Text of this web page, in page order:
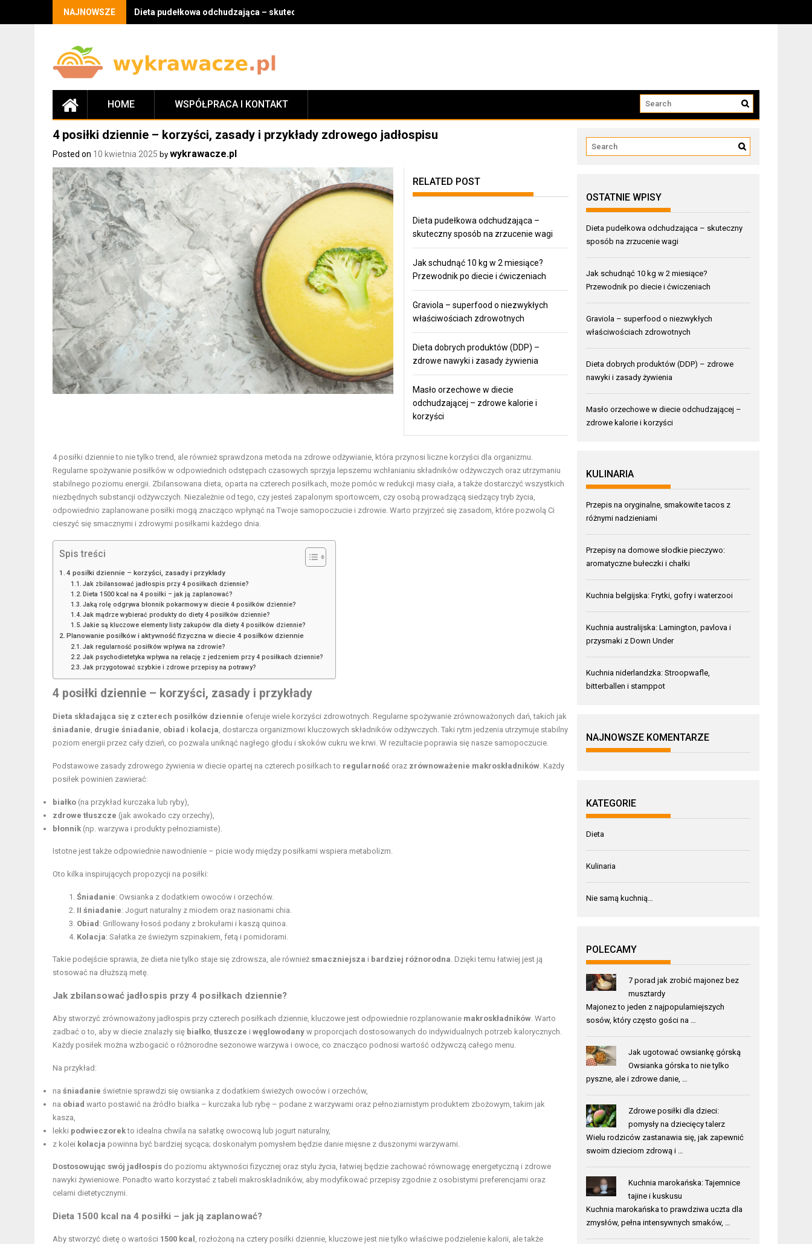
NAJNOWSZE Dieta pudełkowa odchudzająca – skuteczny sposób na zrzucenie wagi
HOME WSPÓŁPRACA I KONTAKT
4 posiłki dziennie – korzyści, zasady i przykłady zdrowego jadłospisu
Posted on 10 kwietnia 2025 by wykrawacze.pl
RELATED POST
Dieta pudełkowa odchudzająca –
skuteczny sposób na zrzucenie wagi
Jak schudnąć 10 kg w 2 miesiące?
Przewodnik po diecie i ćwiczeniach
Graviola – superfood o niezwykłych
właściwościach zdrowotnych
Dieta dobrych produktów (DDP) –
zdrowe nawyki i zasady żywienia
Masło orzechowe w diecie
odchudzającej – zdrowe kalorie i
korzyści
4 posiłki dziennie to nie tylko trend, ale również sprawdzona metoda na zdrowe odżywianie, która przynosi liczne korzyści dla organizmu.
Regularne spożywanie posiłków w odpowiednich odstępach czasowych sprzyja lepszemu wchłanianiu składników odżywczych oraz utrzymaniu
stabilnego poziomu energii. Zbilansowana dieta, oparta na czterech posiłkach, może pomóc w redukcji masy ciała, a także dostarczyć wszystkich
niezbędnych substancji odżywczych. Niezależnie od tego, czy jesteś zapalonym sportowcem, czy osobą prowadzącą siedzący tryb życia,
odpowiednio zaplanowane posiłki mogą znacząco wpłynąć na Twoje samopoczucie i zdrowie. Warto przyjrzeć się zasadom, które pozwolą Ci
cieszyć się smacznymi i zdrowymi posiłkami każdego dnia.
Spis treści
4 posiłki dziennie – korzyści, zasady i przykłady
Jak zbilansować jadłospis przy 4 posiłkach dziennie?
Dieta 1500 kcal na 4 posiłki – jak ją zaplanować?
Jaką rolę odgrywa błonnik pokarmowy w diecie 4 posiłków dziennie?
Jak mądrze wybierać produkty do diety 4 posiłków dziennie?
Jakie są kluczowe elementy listy zakupów dla diety 4 posiłków dziennie?
Planowanie posiłków i aktywność fizyczna w diecie 4 posiłków dziennie
Jak regularność posiłków wpływa na zdrowie?
Jak psychodietetyka wpływa na relację z jedzeniem przy 4 posiłkach dziennie?
Jak przygotować szybkie i zdrowe przepisy na potrawy?
4 posiłki dziennie – korzyści, zasady i przykłady
Dieta składająca się z czterech posiłków dziennie oferuje wiele korzyści zdrowotnych. Regularne spożywanie zrównoważonych dań, takich jak
śniadanie drugie śniadanie obiad i kolacja , dostarcza organizmowi kluczowych składników odżywczych. Taki rytm jedzenia utrzymuje stabilny
poziom energii przez cały dzień, co pozwala uniknąć nagłego głodu i skoków cukru we krwi. W rezultacie poprawia się nasze samopoczucie.
Podstawowe zasady zdrowego żywienia w diecie opartej na czterech posiłkach to regularność oraz zrównoważenie makroskładników . Każdy
posiłek powinien zawierać:
białko (na przykład kurczaka lub ryby),
zdrowe tłuszcze (jak awokado czy orzechy),
błonnik (np. warzywa i produkty pełnoziarniste).
Istotne jest także odpowiednie nawodnienie – picie wody między posiłkami wspiera metabolizm.
Oto kilka inspirujących propozycji na posiłki:
Śniadanie: Owsianka z dodatkiem owoców i orzechów.
II śniadanie: Jogurt naturalny z miodem oraz nasionami chia.
Obiad: Grillowany łosoś podany z brokułami i kaszą quinoa.
Kolacja: Sałatka ze świeżym szpinakiem, fetą i pomidorami.
Takie podejście sprawia, że dieta nie tylko staje się zdrowsza, ale również smaczniejsza i bardziej różnorodna . Dzięki temu łatwiej jest ją
stosować na dłuższą metę.
Jak zbilansować jadłospis przy 4 posiłkach dziennie?
Aby stworzyć zrównoważony jadłospis przy czterech posiłkach dziennie, kluczowe jest odpowiednie rozplanowanie makroskładników . Warto
zadbać o to, aby w diecie znalazły się białko tłuszcze i węglowodany w proporcjach dostosowanych do indywidualnych potrzeb kalorycznych.
Każdy posiłek można wzbogacić o różnorodne sezonowe warzywa i owoce, co znacząco podnosi wartość odżywczą całego menu.
Na przykład:
na śniadanie świetnie sprawdzi się owsianka z dodatkiem świeżych owoców i orzechów,
na obiad warto postawić na źródło białka – kurczaka lub rybę – podane z warzywami oraz pełnoziarnistym produktem zbożowym, takim jak
kasza,
lekki podwieczorekto idealna chwila na sałatkę owocową lub jogurt naturalny,
z kolei kolacja powinna być bardziej sycąca; doskonałym pomysłem będzie danie mięsne z duszonymi warzywami.
Dostosowując swój jadłospis do poziomu aktywności fizycznej oraz stylu życia, łatwiej będzie zachować równowagę energetyczną i zdrowe
nawyki żywieniowe. Ponadto warto korzystać z tabeli makroskładników, aby modyfikować przepisy zgodnie z osobistymi preferencjami oraz
celami dietetycznymi.
Dieta 1500 kcal na 4 posiłki – jak ją zaplanować?
Aby stworzyć dietę o wartości 1500 kcal , rozłożoną na cztery posiłki dziennie, kluczowe jest nie tylko właściwe podzielenie kalorii, ale także
OSTATNIE WPISY
Dieta pudełkowa odchudzająca – skuteczny
sposób na zrzucenie wagi
Jak schudnąć 10 kg w 2 miesiące?
Przewodnik po diecie i ćwiczeniach
Graviola – superfood o niezwykłych
właściwościach zdrowotnych
Dieta dobrych produktów (DDP) – zdrowe
nawyki i zasady żywienia
Masło orzechowe w diecie odchudzającej –
zdrowe kalorie i korzyści
KULINARIA
Przepis na oryginalne, smakowite tacos z
różnymi nadzieniami
Przepisy na domowe słodkie pieczywo:
aromatyczne bułeczki i chałki
Kuchnia belgijska: Frytki, gofry i waterzooi
Kuchnia australijska: Lamington, pavlova i
przysmaki z Down Under
Kuchnia niderlandzka: Stroopwafle,
bitterballen i stamppot
NAJNOWSZE KOMENTARZE
KATEGORIE
Dieta
Kulinaria
Nie samą kuchnią…
POLECAMY
7 porad jak zrobić majonez bez
musztardy
Majonez to jeden z najpopularniejszych
sosów, który często gości na …
Jak ugotować owsiankę górską
Owsianka górska to nie tylko
pyszne, ale i zdrowe danie, …
Zdrowe posiłki dla dzieci:
pomysły na dziecięcy talerz
Wielu rodziców zastanawia się, jak zapewnić
swoim dzieciom zdrową i …
Kuchnia marokańska: Tajemnice
tajine i kuskusu
Kuchnia marokańska to prawdziwa uczta dla
zmysłów, pełna intensywnych smaków, …